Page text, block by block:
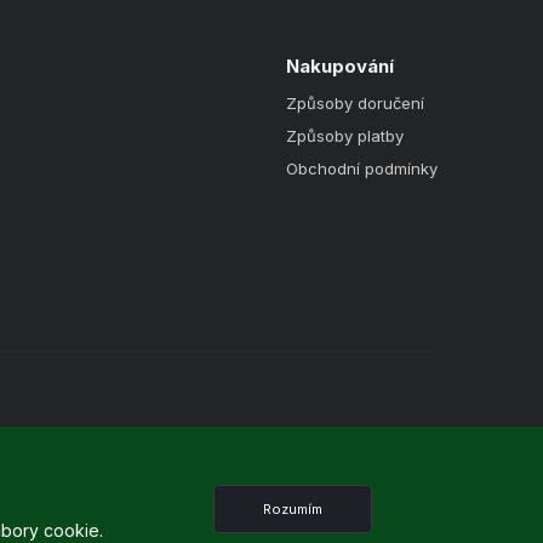
Nakupování
Způsoby doručení
Způsoby platby
Obchodní podmínky
cookie.
Rozumím